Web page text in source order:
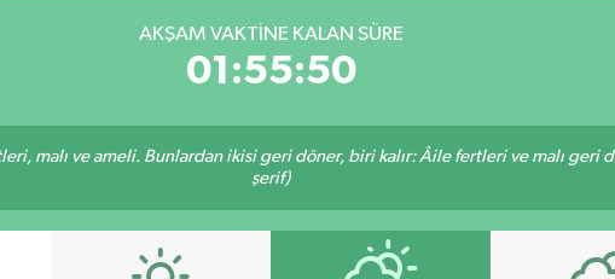
BİST100
AKŞAM VAKTINE KALAN SÜRE
01:55:49
malı ve ameli. Bunlardan ikisi geri döner, biri kalır: Âile fertleri ve malı geri
şerif)